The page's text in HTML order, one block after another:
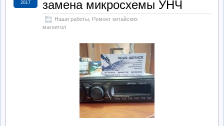
Ремонт StarLine
Ремонт Видеорегистраторов
замена микросхемы УНЧ
Наши работы
Ремонт китайских
магнитол
2017